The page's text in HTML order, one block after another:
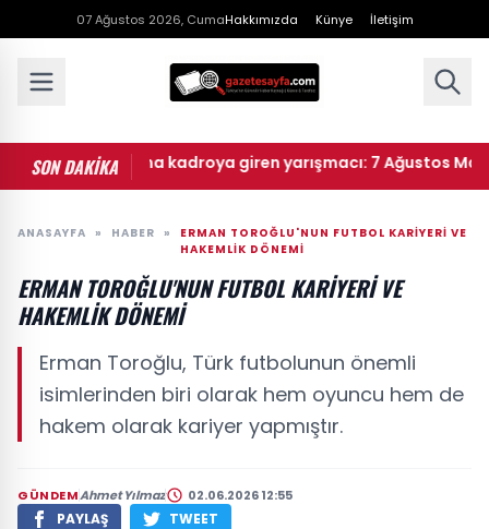
07 Ağustos 2026, CumaHakkımızda Künye İletişim
SON DAKİKAana kadroya giren yarışmacı: 7 Ağustos
ANASAYFA » HABER »
ERMAN TOROĞLU'NUN FUTBOL KARIYERI VE
HAKEMLIK DÖNEMI
ERMAN TOROĞLU'NUN FUTBOL KARIYERI VE
HAKEMLIK DÖNEMI
Erman Toroğlu, Türk futbolunun önemli
isimlerinden biri olarak hem oyuncu hem de
hakem olarak kariyer yapmıştır.
GÜNDEMAhmet Yılmaz 02.06.2026 12:55
PAYLAŞ TWEET